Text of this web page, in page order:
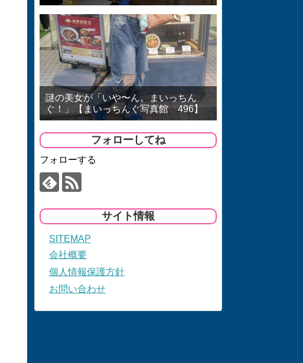
謎の美女が「いや〜ん。まいっちん
ぐ！」【まいっちんぐ写真館 496】
フォローしてね
フォローする
サイト情報
SITEMAP
会社概要
個人情報保護方針
お問い合わせ